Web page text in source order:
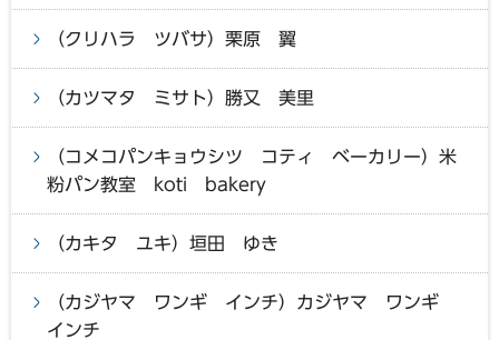
（クリハラ ツバサ）栗原 翼
（カツマタ ミサト）勝又 美里
（コメコパンキョウシツ コティ ベーカリー）米
粉パン教室 koti bakery
（カキタ ユキ）垣田 ゆき
（カジヤマ ワンギ インチ）カジヤマ ワンギ
インチ